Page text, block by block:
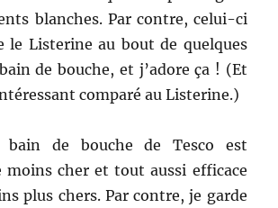
blanches. Par contre, celui-ci
le Listerine au bout de quelques
de bouche, et j’adore ça ! (Et
comparé au Listerine.)
de bouche de Tesco est
moins cher et tout aussi efficace
plus chers. Par contre, je garde